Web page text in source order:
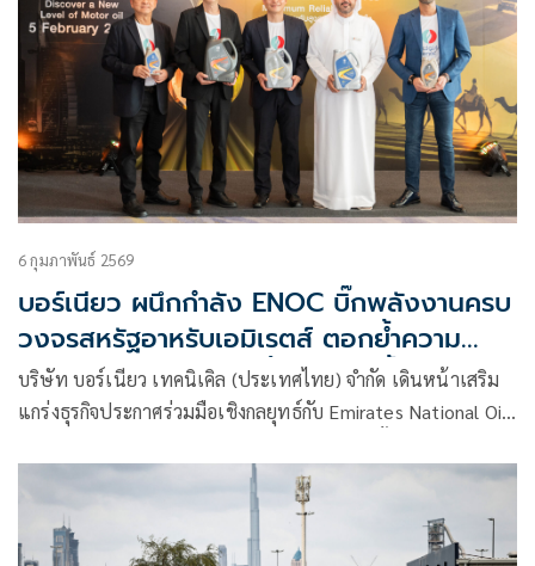
6 กุมภาพันธ์ 2569
บอร์เนียว ผนึกกำลัง ENOC บิ๊กพลังงานครบ
วงจรสหรัฐอาหรับเอมิเรตส์ ตอกย้ำความ
แข็งแกร่ง ขยายพอร์ตปั้นแบรนด์น้ำมันเครื่อง
รุกตลาดไทย ตั้งเป้าหมายปีแรก 80 ล้านบาท
บริษัท บอร์เนียว เทคนิเคิล (ประเทศไทย) จำกัด เดินหน้าเสริม
แกร่งธุรกิจประกาศร่วมมือเชิงกลยุทธ์กับ Emirates National Oil
(สหรัฐอาหรับเอมิเรตส์) ในฐานะผู้นำเข้าและตัวแทนจัด
จำหน่ายน้ำมันเครื่อง ENOC แต่เพียงผู้เดียวในประเทศไทย